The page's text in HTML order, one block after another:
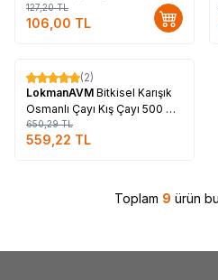
Paket
127,20TL
106,00 TL
%14
(2)
LokmanAVM Bitkisel Karışık
Osmanlı Çayı Kış Çayı 500 Gr
Paket
650,29TL
559,22 TL
Toplam 9 ürün